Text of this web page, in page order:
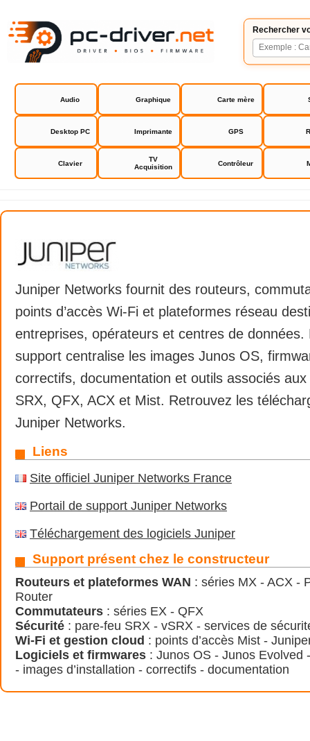
Rechercher
Audio Graphique Carte mère
Desktop PC Imprimante GPS
Clavier
TV
Acquisition
Contrôleur
Juniper Networks
Juniper Networks fournit des routeurs,
points d’accès Wi-Fi et plateformes réseau
entreprises, opérateurs et centres de données.
support centralise les images Junos OS,
correctifs, documentation et outils associés
SRX, QFX, ACX et Mist. Retrouvez les
Juniper Networks.
Liens
Site officiel Juniper Networks France
Portail de support Juniper Networks
Téléchargement des logiciels Juniper
Support présent chez le constructeur
Routeurs et plateformes WAN : séries MX - ACX -
Router
Commutateurs : séries EX - QFX
Sécurité : pare-feu SRX - vSRX - services de
Wi-Fi et gestion cloud : points d’accès Mist -
Logiciels et firmwares : Junos OS - Junos Evolved
- images d’installation - correctifs - documentation